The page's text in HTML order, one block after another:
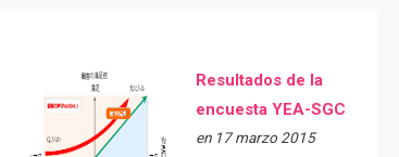
Resultados de la
encuesta YEA-SGC
en 17 marzo 2015